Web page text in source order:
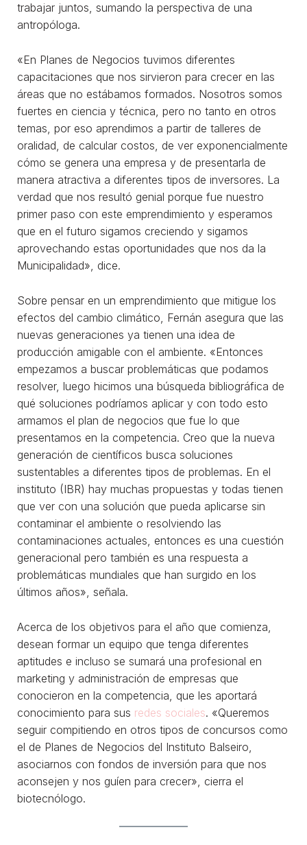
trabajar juntos, sumando la perspectiva de una
antropóloga.
«En Planes de Negocios tuvimos diferentes
capacitaciones que nos sirvieron para crecer en las
áreas que no estábamos formados. Nosotros somos
fuertes en ciencia y técnica, pero no tanto en otros
temas, por eso aprendimos a partir de talleres de
oralidad, de calcular costos, de ver exponencialmente
cómo se genera una empresa y de presentarla de
manera atractiva a diferentes tipos de inversores. La
verdad que nos resultó genial porque fue nuestro
primer paso con este emprendimiento y esperamos
que en el futuro sigamos creciendo y sigamos
aprovechando estas oportunidades que nos da la
Municipalidad», dice.
Sobre pensar en un emprendimiento que mitigue los
efectos del cambio climático, Fernán asegura que las
nuevas generaciones ya tienen una idea de
producción amigable con el ambiente. «Entonces
empezamos a buscar problemáticas que podamos
resolver, luego hicimos una búsqueda bibliográfica de
qué soluciones podríamos aplicar y con todo esto
armamos el plan de negocios que fue lo que
presentamos en la competencia. Creo que la nueva
generación de científicos busca soluciones
sustentables a diferentes tipos de problemas. En el
instituto (IBR) hay muchas propuestas y todas tienen
que ver con una solución que pueda aplicarse sin
contaminar el ambiente o resolviendo las
contaminaciones actuales, entonces es una cuestión
generacional pero también es una respuesta a
problemáticas mundiales que han surgido en los
últimos años», señala.
Acerca de los objetivos para el año que comienza,
desean formar un equipo que tenga diferentes
aptitudes e incluso se sumará una profesional en
marketing y administración de empresas que
conocieron en la competencia, que les aportará
conocimiento para sus redes sociales. «Queremos
seguir compitiendo en otros tipos de concursos como
el de Planes de Negocios del Instituto Balseiro,
asociarnos con fondos de inversión para que nos
aconsejen y nos guíen para crecer», cierra el
biotecnólogo.